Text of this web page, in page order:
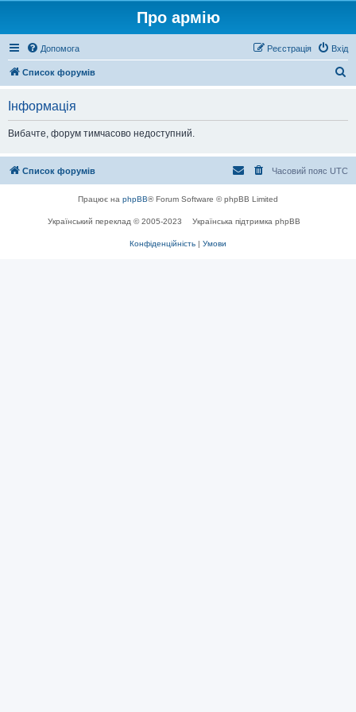
Про армію
Допомога Вхід
Реєстрація
Список форумів
Інформація
Вибачте, форум тимчасово недоступний.
Список форумів Часовий пояс UTC
Працює на phpBB® Forum Software © phpBB Limited
Український переклад © 2005-2023 Українська підтримка phpBB
Конфіденційність | Умови